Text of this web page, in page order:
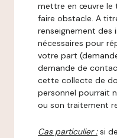
mettre en œuvre le
faire obstacle. A
renseignement des
nécessaires pour
votre part
demande de
cette collecte de
personnel pourrait
ou son traitement
Cas particulier : si